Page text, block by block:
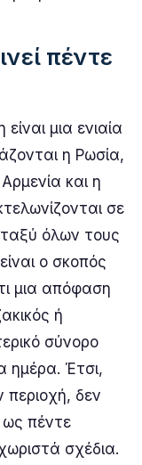
πέντε
μια ενιαία
η Ρωσία,
και η
σε
όλων τους
ο σκοπός
μια απόφαση
ή
σύνορο
ημέρα. Έτσι,
περιοχή, δεν
ως πέντε
σχέδια.